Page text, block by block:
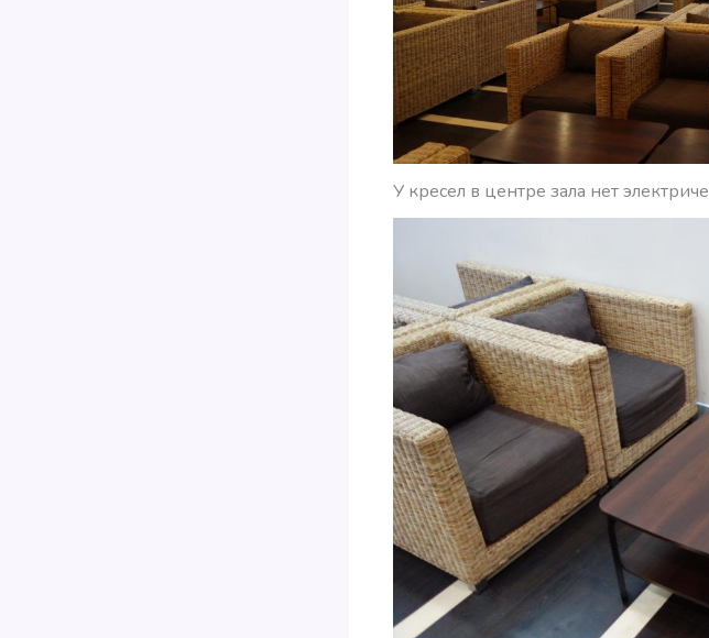
У кресел в центре зала нет